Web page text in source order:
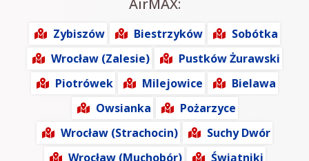
AirMAX:
Zybiszów Biestrzyków
Sobótka
Wrocław (Zalesie)
Pustków Żurawski
Piotrówek
Milejowice
Bielawa
Owsianka
Pożarzyce
Wrocław (Strachocin)
Suchy Dwór
Wrocław (Muchobór)
Świątniki